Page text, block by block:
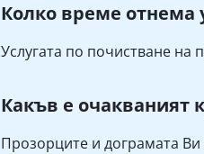
Колко време отнема
Услугата по почистване на
Какъв е очакваният
Прозорците и дограмата Ви